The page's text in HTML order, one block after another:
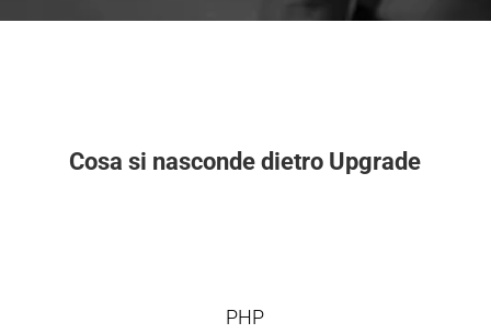
Cosa si nasconde dietro Upgrade
PHP